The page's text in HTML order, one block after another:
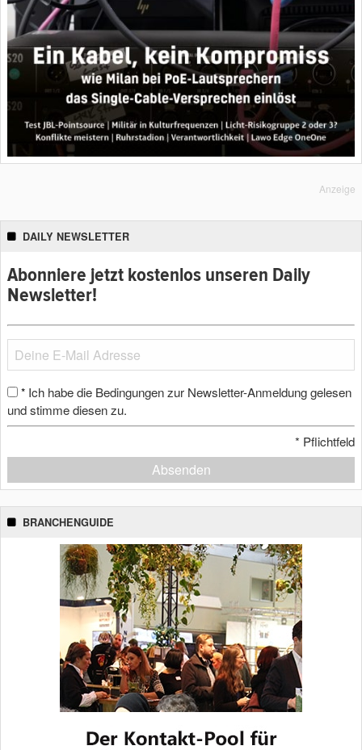
Anzeige
DAILY NEWSLETTER
Abonniere jetzt kostenlos unseren Daily
Newsletter!
* Ich habe die Bedingungen zur Newsletter-Anmeldung gelesen
und stimme diesen zu.
* Pflichtfeld
Absenden
BRANCHENGUIDE